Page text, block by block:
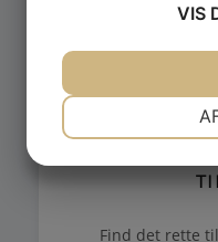
Find det rette
VIS
NØDVENDIGE
MARKETING